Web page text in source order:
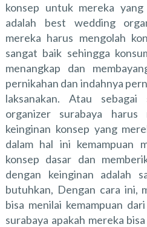
konsep untuk mereka
adalah best wedding
mereka harus mengolah
sangat baik sehingga
menangkap dan
pernikahan dan indahnya
laksanakan. Atau
organizer surabaya harus
keinginan konsep yang
dalam hal ini kemampuan
konsep dasar dan
dengan keinginan adalah
butuhkan, Dengan cara ini,
bisa menilai kemampuan
surabaya apakah mereka